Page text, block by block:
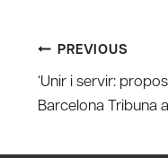
Post
PREVIOUS
‘Unir i servir:
Barcelona Tribuna